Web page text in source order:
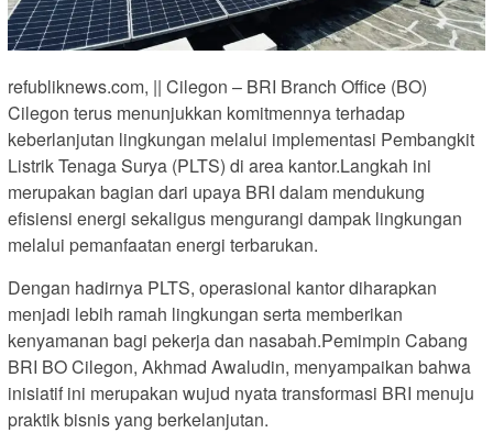
refubliknews.com, || Cilegon – BRI Branch Office (BO)
Cilegon terus menunjukkan komitmennya terhadap
keberlanjutan lingkungan melalui implementasi Pembangkit
Listrik Tenaga Surya (PLTS) di area kantor.Langkah ini
merupakan bagian dari upaya BRI dalam mendukung
efisiensi energi sekaligus mengurangi dampak lingkungan
melalui pemanfaatan energi terbarukan.
Dengan hadirnya PLTS, operasional kantor diharapkan
menjadi lebih ramah lingkungan serta memberikan
kenyamanan bagi pekerja dan nasabah.Pemimpin Cabang
BRI BO Cilegon, Akhmad Awaludin, menyampaikan bahwa
inisiatif ini merupakan wujud nyata transformasi BRI menuju
praktik bisnis yang berkelanjutan.